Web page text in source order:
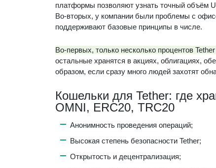
платформы позволяют узнать точный объём
Во-вторых, у компании были проблемы с
поддерживают базовые принципы в числе.
Во-первых, только несколько процентов
остальные хранятся в акциях, облигациях,
образом, если сразу много людей захотят
Кошельки для Tether: где
OMNI, ERC20, TRC20
Анонимность проведения операций;
Высокая степень безопасности Tether;
Открытость и децентрализация;